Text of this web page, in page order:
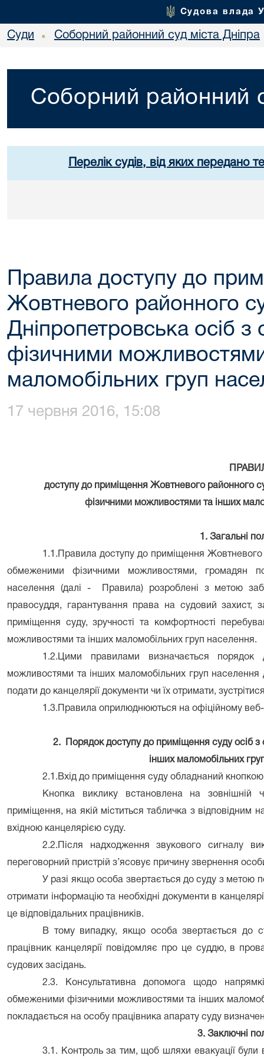
Судова влада
Суди • Соборний районний суд міста Дніпра
Соборний районний
Перелік судів, від яких передано
Правила доступу до
Жовтневого районного
Дніпропетровська осіб
фізичними
маломобільних груп
17 червня 2016, 15:08
доступу до приміщенняЖовтневогорайонного
фізичними можливостями та інших
1. Загальні
1.1.Правила доступу до приміщення Жовтневого
обмеженими фізичними можливостями, громадян
населення (далі - Правила) розроблені з метою
правосуддя, гарантування права на судовий захист,
приміщення суду, зручності та комфортності
можливостями та інших маломобільних груп населення.
1.2.Цими правилами визначається
можливостями та інших маломобільних груп
подати до канцелярії документи чи їх отримати,
1.3.Правила оприлюднюються на офіційному веб-
2. Порядок доступу до приміщення суду осіб
інших маломобільних
2.1.Вхід до приміщення суду обладнаний
Кнопка виклику встановлена назовнішній
приміщення, на якій міститься табличка з відповідним
вхідною канцелярією суду.
2.2.Після надходження звукового сигналу
переговорний пристрій з’ясовує причину звернення
У разі якщо особа звертається до суду з метою
отримати інформацію та необхідні документи в
це відповідальних працівників.
В тому випадку, якщо особа звертається до
працівник канцелярії повідомляє про це суддю, в
судових засідан ь.
2.3. Консультативна допомога щодо
обмеженими фізичними можливостями та інших
покладається на особу працівника апарату суду
3. Заключні
3.1. Контроль за тим, щоб шляхи евакуації були